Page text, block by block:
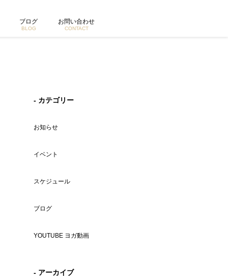
ブログ
BLOG
お問い合わせ
CONTACT
- カテゴリー
お知らせ
イベント
スケジュール
ブログ
YOUTUBE ヨガ動画
- アーカイブ